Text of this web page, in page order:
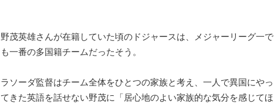
野茂英雄さんが在籍していた頃のドジャースは、メジャーリーグ一で
も一番の多国籍チームだったそう。
ラソーダ監督はチーム全体をひとつの家族と考え、一人で異国にやっ
てきた英語を話せない野茂に「居心地のよい家族的な気分を感じてほ